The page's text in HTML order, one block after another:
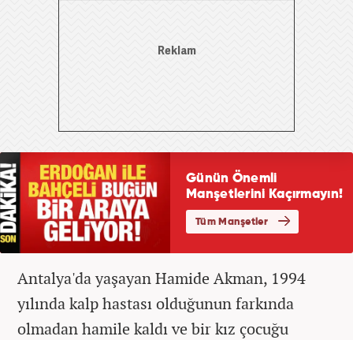
Antalya'da yaşayan Hamide Akman, 1994
yılında kalp hastası olduğunun farkında
olmadan hamile kaldı ve bir kız çocuğu